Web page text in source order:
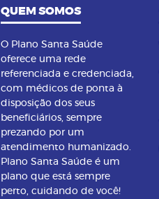
QUEM SOMOS
O Plano Santa Saúde
oferece uma rede
referenciada e credenciada,
com médicos de ponta à
disposição dos seus
beneficiários, sempre
prezando por um
atendimento humanizado.
Plano Santa Saúde é um